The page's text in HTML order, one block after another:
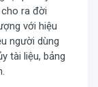
và khi hết
cho người
giá tiền và
tệ. Đa
ra đời
với hiệu
người dùng
tài liệu, bảng